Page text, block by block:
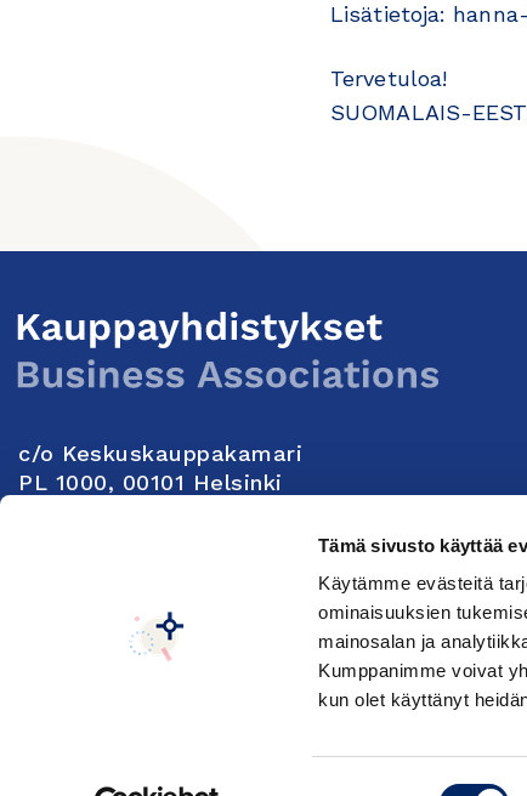
Tämä sivusto käyttää
Käytämme evästeitä
ominaisuuksien
mainosalan ja
Kumppanimme voivat
kun olet käyttänyt
Lisätietoja:
Tervetuloa!
SUOMALAIS-
c/o Keskuskauppakamari
PL 1000, 00101 Helsinki
Keskuskauppakamarin tietosuojaseloste